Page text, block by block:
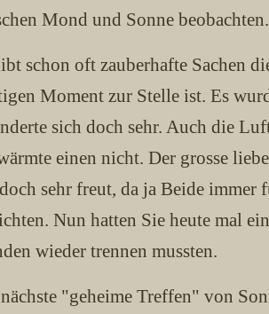
Mond und Sonne beobachten.
schon oft zauberhafte Sachen
Moment zur Stelle ist. Es
sich doch sehr. Auch die
einen nicht. Der grosse
sehr freut, da ja Beide
Nun hatten Sie heute mal
wieder trennen mussten.
"geheime Treffen" von